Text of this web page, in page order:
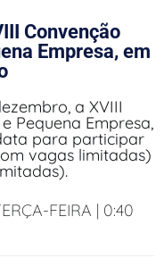
Convenção
Empresa, em
a XVIII
Pequena Empresa,
para participar
vagas limitadas)
FEIRA | 0:40